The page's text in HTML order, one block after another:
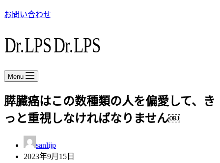
お問い合わせ
Menu
膵臓癌はこの数種類の人を偏愛して、き
っと重視しなければなりません￼
sanlijp
2023年9月15日